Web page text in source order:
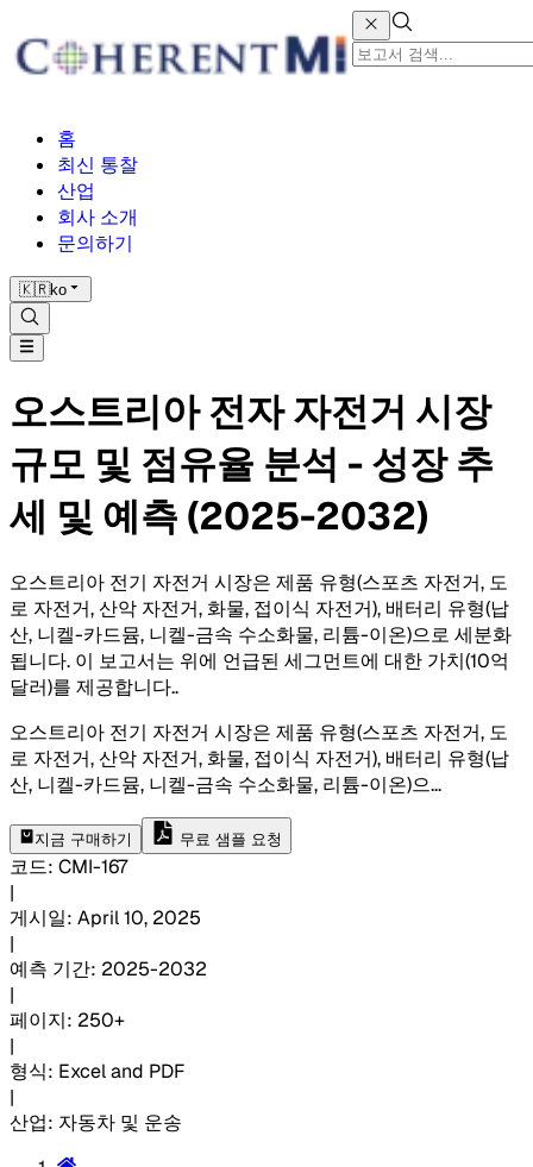
홈
최신 통찰
산업
회사 소개
문의하기
🇰🇷ko
오스트리아 전자 자전거 시장
규모 및 점유율 분석 - 성장 추
세 및 예측 (2025-2032)
오스트리아 전기 자전거 시장은 제품 유형(스포츠 자전거, 도
로 자전거, 산악 자전거, 화물, 접이식 자전거), 배터리 유형(납
산, 니켈-카드뮴, 니켈-금속 수소화물, 리튬-이온)으로 세분화
됩니다. 이 보고서는 위에 언급된 세그먼트에 대한 가치(10억
달러)를 제공합니다..
오스트리아 전기 자전거 시장은 제품 유형(스포츠 자전거, 도
로 자전거, 산악 자전거, 화물, 접이식 자전거), 배터리 유형(납
산, 니켈-카드뮴, 니켈-금속 수소화물, 리튬-이온)으...
지금 구매하기 무료 샘플 요청
코드: CMI-167
|
게시일: April 10, 2025
|
예측 기간: 2025-2032
|
페이지: 250+
|
형식: Excel and PDF
|
산업: 자동차 및 운송